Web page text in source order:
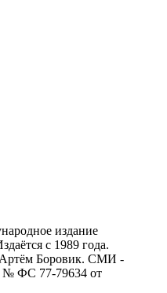
издание
с 1989 года.
Боровик. CМИ -
№ ФС 77-79634 от